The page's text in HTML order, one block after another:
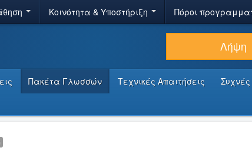
Κοινότητα & Υποστήριξη Πόροι
Λήψη
Πακέτα Γλωσσών Τεχνικές Απαιτήσεις